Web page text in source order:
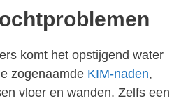
komt het opstijgend water
zogenaamde KIM-naden,
vloer en wanden. Zelfs een